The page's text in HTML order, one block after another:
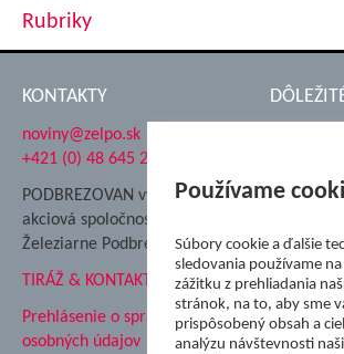
Rubriky
KONTAKTY
noviny@zelpo.sk
+421 (0) 48 645 2711
PODBREZOVAN vydáva
akciová spoločnosť
Železiarne Podbrezová
TIRÁŽ & KONTAKT
Prehlásenie o spracovaní
osobných údajov
Nadácia
ŽP
ŠK
Tále a.s.
Používame
Súbory cookie a ďalšie
sledovania používame
zážitku z prehliadania
stránok, na to, aby sme
prispôsobený obsah a
analýzu návštevnosti